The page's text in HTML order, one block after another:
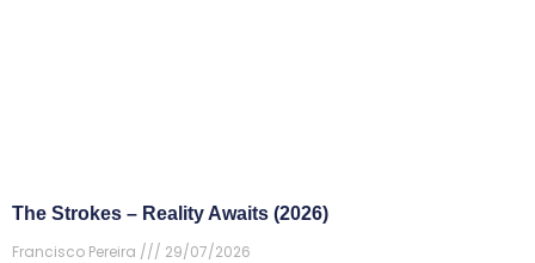
The Strokes – Reality Awaits (2026)
Francisco Pereira
29/07/2026